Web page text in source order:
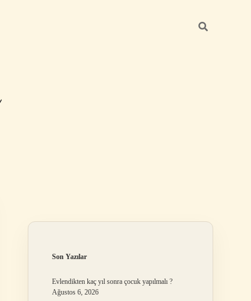
Son Yazılar
Evlendikten kaç yıl sonra çocuk yapılmalı ?
Ağustos 6, 2026